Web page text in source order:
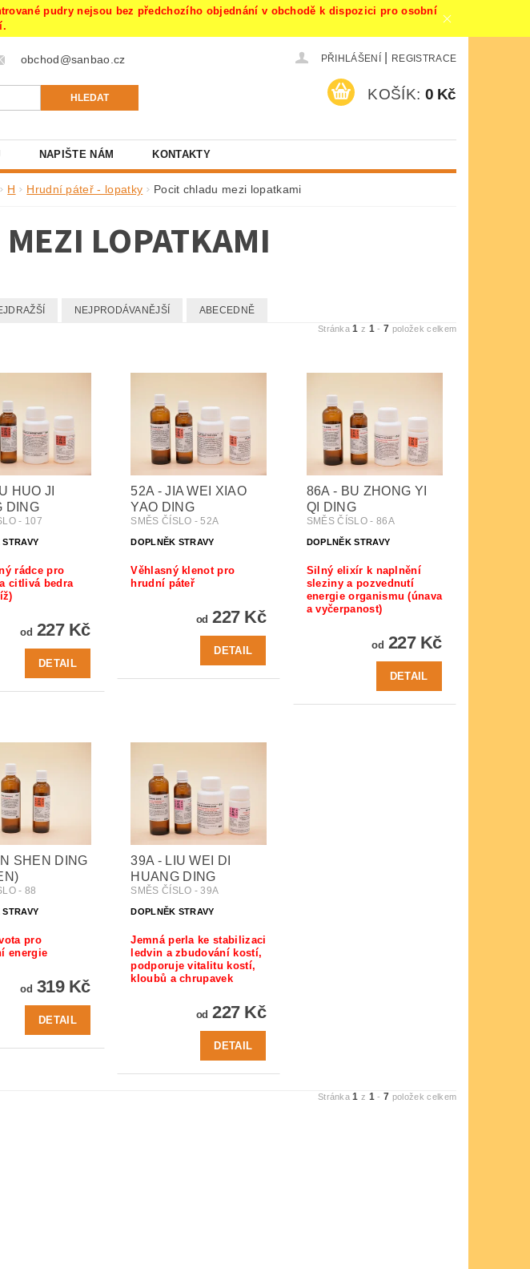
pudry nejsou bez předchozího objednání v obchodě k dispozici pro osobní
obchod@sanbao.cz PŘIHLÁŠENÍ REGISTRACE
KOŠÍK: 0 Kč
NAPIŠTE NÁM KONTAKTY
H Hrudní páteř - lopatky Pocit chladu mezi lopatkami
LOPATKAMI
NEJPRODÁVANĚJŠÍ ABECEDNĚ
Stránka1 z 1 -7 položek celkem
HUO JI
DING
- 107
rádce pro
citlivá bedra
od 227 Kč
DETAIL
52A - JIA WEI XIAO
YAO DING
SMĚS ČÍSLO - 52A
DOPLNĚK STRAVY
Věhlasný klenot pro
hrudní páteř
od 227 Kč
DETAIL
86A - BU ZHONG YI
QI DING
SMĚS ČÍSLO - 86A
DOPLNĚK STRAVY
Silný elixír k naplnění
sleziny a pozvednutí
energie organismu (únava
a vyčerpanost)
od 227 Kč
DETAIL
SHEN DING
- 88
pro
energie
od 319 Kč
DETAIL
39A - LIU WEI DI
HUANG DING
SMĚS ČÍSLO - 39A
DOPLNĚK STRAVY
Jemná perla ke stabilizaci
ledvin a zbudování kostí,
podporuje vitalitu kostí,
kloubů a chrupavek
od 227 Kč
DETAIL
Stránka1 z 1 -7 položek celkem